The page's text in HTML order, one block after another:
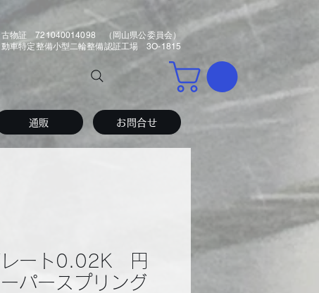
古物証 721040014098 （岡山県公委員会）
動車特定整備小型二輪整備認証工場 3O-1815
通販 お問合せ
レート0.02K 円
パースプリング